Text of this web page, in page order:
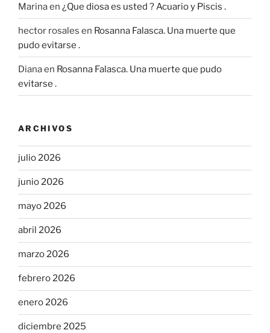
Marinaen ¿Que diosa es usted ? Acuario y Piscis .
hector rosales en Rosanna Falasca. Una muerte que
pudo evitarse .
Dianaen Rosanna Falasca. Una muerte que pudo
evitarse .
ARCHIVOS
julio 2026
junio 2026
mayo 2026
abril 2026
marzo 2026
febrero 2026
enero 2026
diciembre 2025